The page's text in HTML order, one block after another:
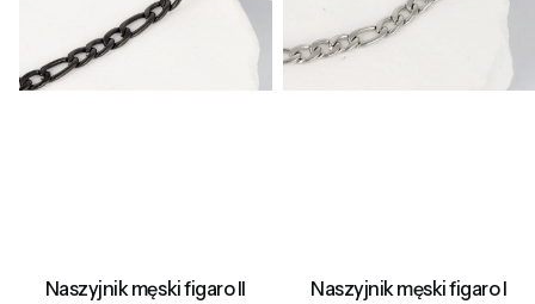
Naszyjnik męski figaro II Naszyjnik męski figaro I